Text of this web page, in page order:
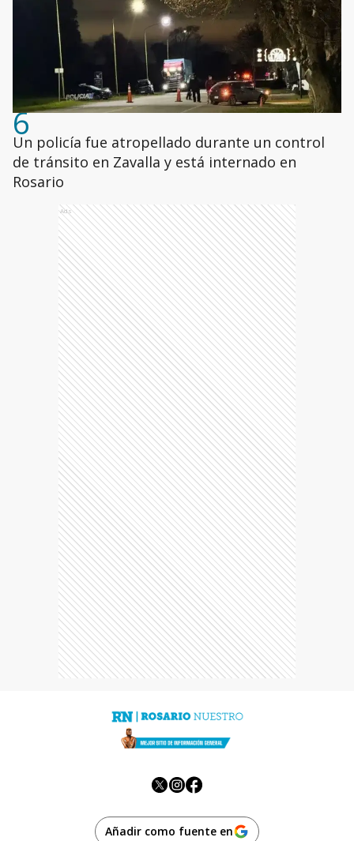
6
Un policía fue atropellado durante un control
de tránsito en Zavalla y está internado en
Rosario
Ads
Añadir como fuente en